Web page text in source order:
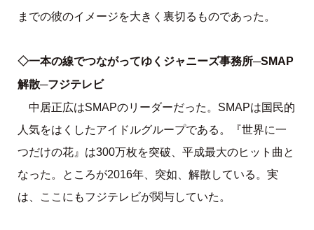
までの彼のイメージを大きく裏切るものであった。
◇一本の線でつながってゆくジャニーズ事務所─SMAP
解散─フジテレビ
中居正広はSMAPのリーダーだった。SMAPは国民的
人気をはくしたアイドルグループである。『世界に一
つだけの花』は300万枚を突破、平成最大のヒット曲と
なった。ところが2016年、突如、解散している。実
は、ここにもフジテレビが関与していた。